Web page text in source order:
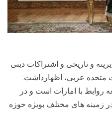
و تاریخی و اشتراکات دینی
متحده عربی، اظهارداشت:
روابط با امارات است و در
های مختلف بویژه حوزه